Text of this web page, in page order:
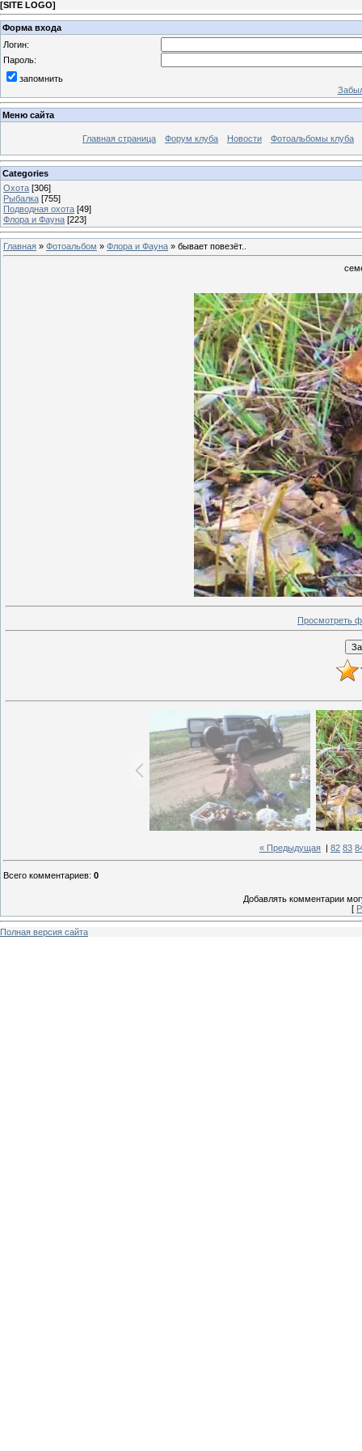
[SITE LOGO]
Форма входа
Логин:
Пароль:
запомнить
Меню сайта
Главная страница Форум клуба Новости Фотоальбомы клуба
Categories
Охота [306]
Рыбалка [755]
Подводная охота [49]
Флора и Фауна [223]
Главная » Фотоальбом » Флора и Фауна » бывает повезёт..
Просмотреть
« Предыдущая 82 83
Всего комментариев: 0
Добавлять комментарии
[
Полная версия сайта